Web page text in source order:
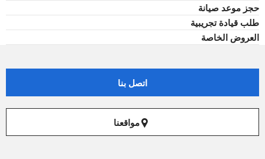
حجز موعد صيانة
طلب قيادة تجريبية
العروض الخاصة
اتصل بنا
مواقعنا